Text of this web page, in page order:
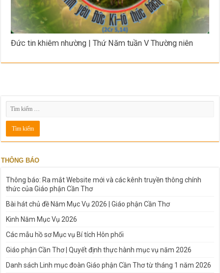
Đức tin khiêm nhường | Thứ Năm tuần V Thường niên
THÔNG BÁO
Thông báo: Ra mắt Website mới và các kênh truyền thông chính
thức của Giáo phận Cần Thơ
Bài hát chủ đề Năm Mục Vụ 2026 | Giáo phận Cần Thơ
Kinh Năm Mục Vụ 2026
Các mẫu hồ sơ Mục vụ Bí tích Hôn phối
Giáo phận Cần Thơ | Quyết định thực hành mục vụ năm 2026
Danh sách Linh mục đoàn Giáo phận Cần Thơ từ tháng 1 năm 2026